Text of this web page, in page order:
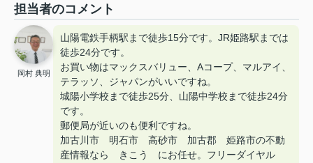
担当者のコメント
岡村 典明
山陽電鉄手柄駅まで徒歩15分です。JR姫路駅までは
徒歩24分です。
お買い物はマックスバリュー、Aコープ、マルアイ、
テラッソ、ジャパンがいいですね。
城陽小学校まで徒歩25分、山陽中学校まで徒歩24分
です。
郵便局が近いのも便利ですね。
加古川市 明石市 高砂市 加古郡 姫路市の不動
産情報なら きこう にお任せ。フリーダイヤル